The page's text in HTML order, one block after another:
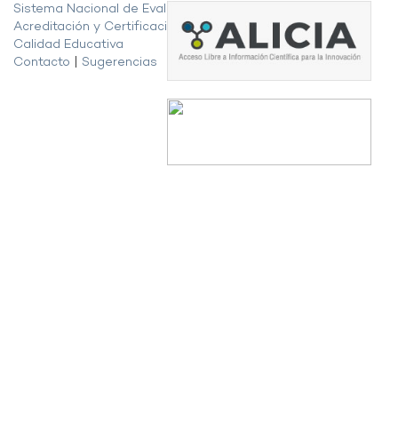
Sistema Nacional de Evaluación,
Acreditación y Certificación de la
Calidad Educativa
Contacto
Sugerencias